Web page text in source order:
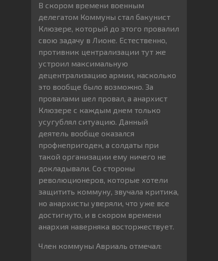
В скором времени военным
делегатом Коммуны стал бакунист
Клюзере, который до этого провалил
свою задачу в Лионе. Естественно,
противник централизации тут же
устроил максимальную
децентрализацию армии, насколько
это вообще было возможно. За
провалами шел провал, а анархист
Клюзере с каждым днем только
усугублял ситуацию. Данный
деятель вообще оказался
профнепригоден, а солдаты при
такой организации ему ничего не
докладывали. Со стороны
революционеров, которые хотели
защитить коммуну, звучала критика,
но анархисты уверяли, что уже все
достигнуто, и в скором времени
анархия наверняка восторжествует.
Член коммуны Авриаль отмечал: